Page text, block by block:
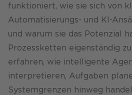
funktioniert, wie sie sich von
Automatisierungs- und KI-
und warum sie das Potenzial
Prozessketten eigenständig
erfahren, wie intelligente
interpretieren, Aufgaben
Systemgrenzen hinweg